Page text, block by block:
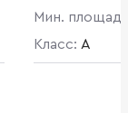
размещена
фитнес-
вестибюль с
Мин.
Класс: A